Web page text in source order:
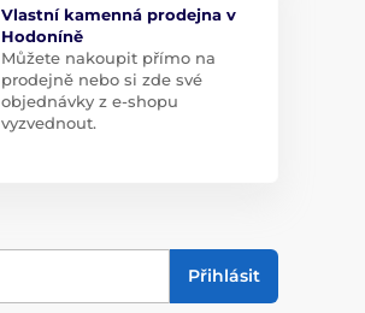
Vlastní kamenná prodejna v
Hodoníně
Můžete nakoupit přímo na
prodejně nebo si zde své
objednávky z e-shopu
vyzvednout.
Přihlásit